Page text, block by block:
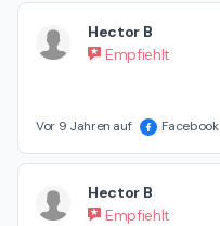
Hector B
Empfiehlt
Vor 9 Jahren auf Facebook
Hector B
Empfiehlt